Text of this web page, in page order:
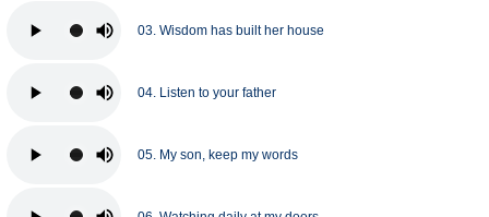
03. Wisdom has built her house
04. Listen to your father
05. My son, keep my words